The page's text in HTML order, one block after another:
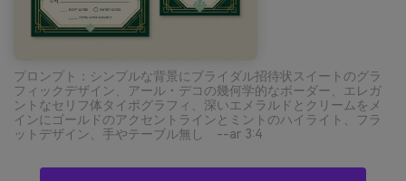
プロンプト：シンプルな背景にブライダル招待状スイートのグラ
フィックデザイン、アール・デコの幾何学的なボーダー、エレガ
ントなセリフ体タイポグラフィ、深いエメラルドとクリームをメ
インにゴールドのアクセントラインとミントのハイライト、フラ
ットデザイン、手やテーブル無し --ar 3:4